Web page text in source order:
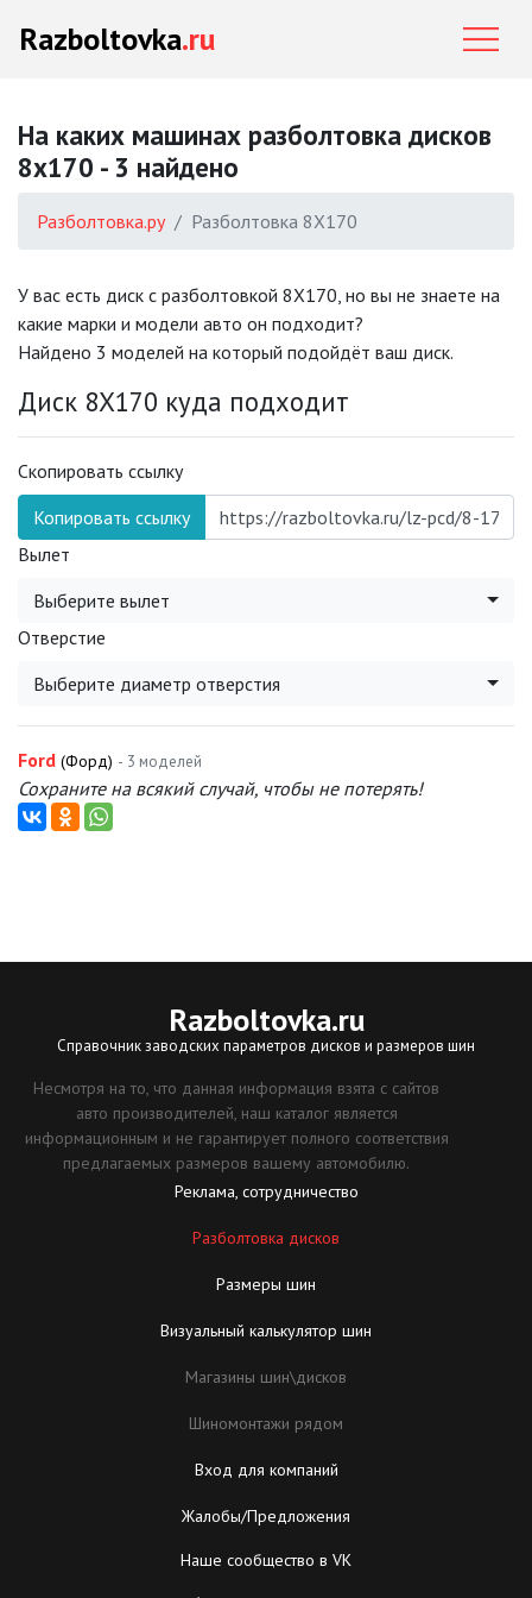
Razboltovka.ru
На каких машинах разболтовка дисков
8x170 - 3 найдено
Разболтовка.ру Разболтовка 8X170
У вас есть диск с разболтовкой 8X170, но вы не знаете на
какие марки и модели авто он подходит?
Найдено 3 моделей на который подойдёт ваш диск.
Диск 8X170 куда подходит
Скопировать ссылку
Копировать ссылку
Вылет
Выберите вылет
Отверстие
Выберите диаметр отверстия
Ford (Форд) - 3 моделей
Сохраните на всякий случай, чтобы не потерять!
Razboltovka.ru
Справочник заводских параметров дисков и размеров шин
Несмотря на то, что данная информация взята с сайтов
авто производителей, наш каталог является
информационным и не гарантирует полного соответствия
предлагаемых размеров вашему автомобилю.
Реклама, сотрудничество
Разболтовка дисков
Размеры шин
Визуальный калькулятор шин
Магазины шин\дисков
Шиномонтажи рядом
Вход для компаний
Жалобы/Предложения
Наше сообщество в VK